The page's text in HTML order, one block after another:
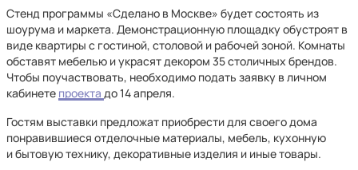
Стенд программы «Сделано в Москве» будет состоять из
шоурума и маркета. Демонстрационную площадку обустроят в
виде квартиры с гостиной, столовой и рабочей зоной. Комнаты
обставят мебелью и украсят декором 35 столичных брендов.
Чтобы поучаствовать, необходимо подать заявку в личном
кабинете проекта до 14 апреля.
Гостям выставки предложат приобрести для своего дома
понравившиеся отделочные материалы, мебель, кухонную
и бытовую технику, декоративные изделия и иные товары.